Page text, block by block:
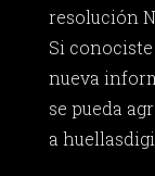
resolución
Si
nueva
se pueda
a